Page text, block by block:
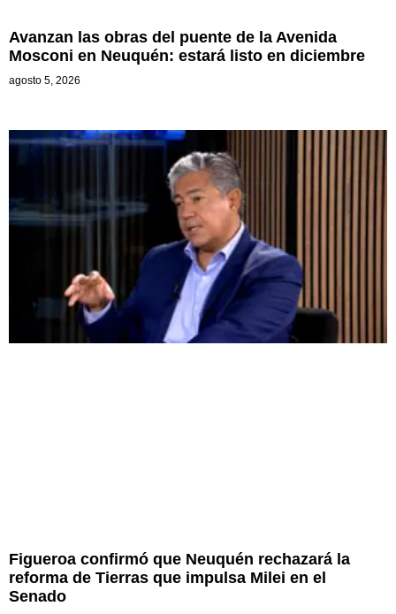
Avanzan las obras del puente de la Avenida
Mosconi en Neuquén: estará listo en diciembre
agosto 5, 2026
Figueroa confirmó que Neuquén rechazará la
reforma de Tierras que impulsa Milei en el
Senado